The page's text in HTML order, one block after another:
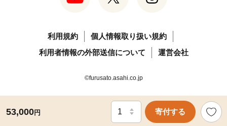
53,000円 寄付する
利用規約
個人情報取り扱い規約
利用者情報の外部送信について
運営会社
©furusato.asahi.co.jp